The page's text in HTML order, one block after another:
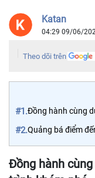
Katan
04:29 09/06/
Theo dõi trên
#1.Đồng hành cùng
#2.Quảng bá điểm
Đồng hành